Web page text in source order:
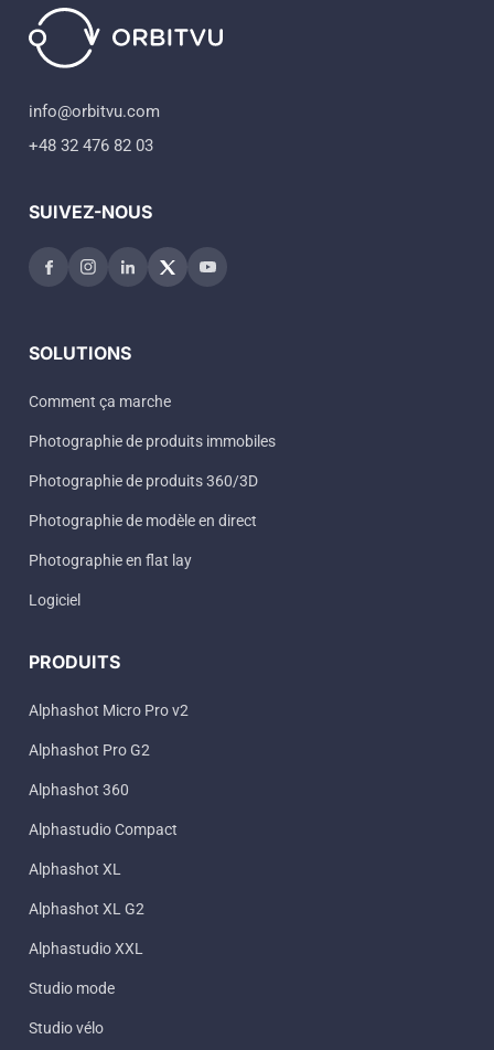
info@orbitvu.com
+48 32 476 82 03
SUIVEZ-NOUS
SOLUTIONS
Comment ça marche
Photographie de produits immobiles
Photographie de produits 360/3D
Photographie de modèle en direct
Photographie en flat lay
Logiciel
PRODUITS
Alphashot Micro Pro v2
Alphashot Pro G2
Alphashot 360
Alphastudio Compact
Alphashot XL
Alphashot XL G2
Alphastudio XXL
Studio mode
Studio vélo